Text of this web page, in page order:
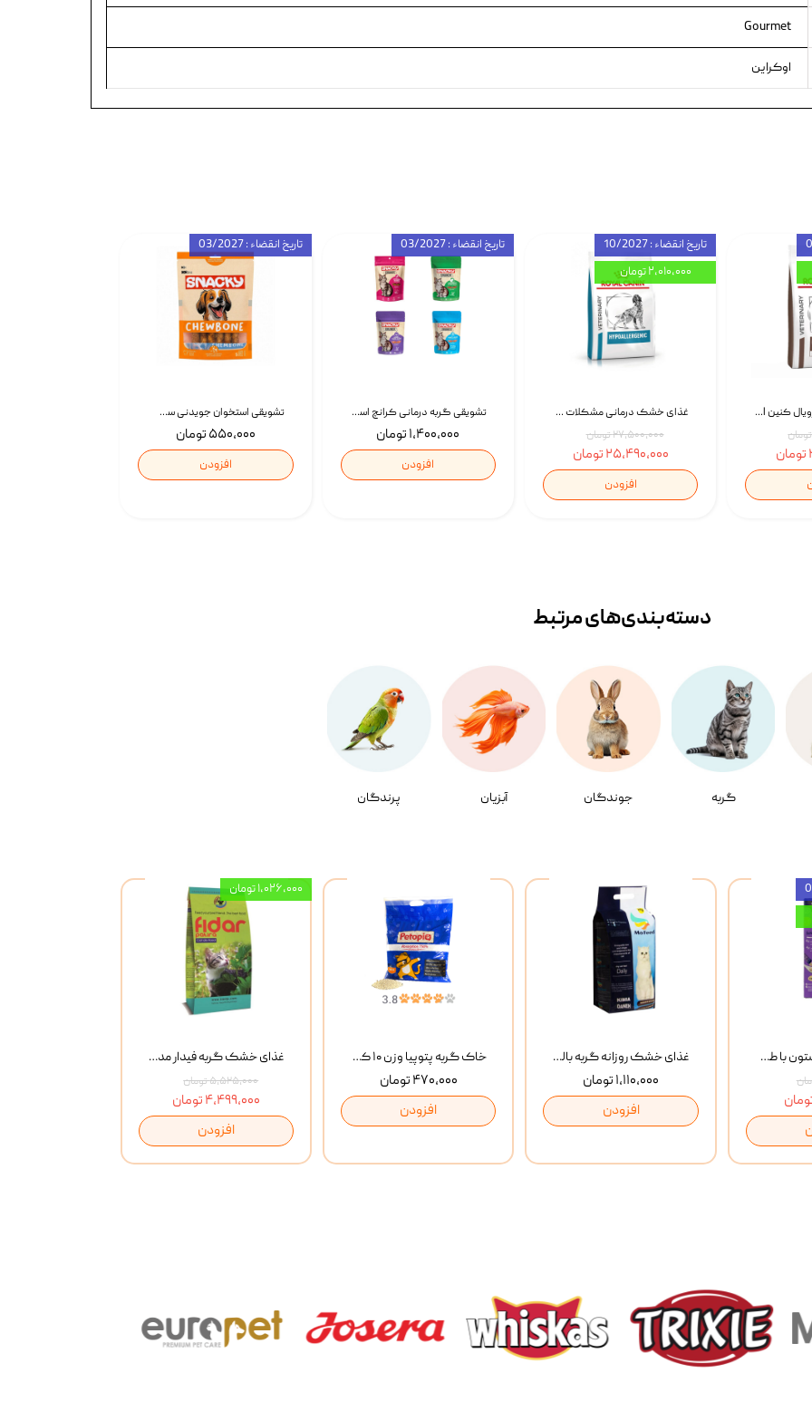
Gourmet
اوکراین
تشویقی استخوان جویدنی سگ اسنکی کرانچی با طعم مرغ Snacky Crunchy Munchy وزن 100 گرم
۵۵۰,۰۰۰ تومان
افزودن
تاریخ انقضاء : 03/2027
تشویقی گربه درمانی کرانچ اسنکی با طعم میکس Snacky Crunch Cat Treats وزن 60 گرم بسته 4 عددی
۱,۴۰۰,۰۰۰ تومان
افزودن
تاریخ انقضاء : 03/2027
غذای خشک درمانی مشکلات گوارشی سگ رویال کنین Royal Canin Hypoallergenic وزن 7 کیلوگرم | پت استوک
۲۷,۵۰۰,۰۰۰ تومان
۲۵,۴۹۰,۰۰۰ تومان
افزودن
تاریخ انقضاء : 10/2027
۲,۰۱۰,۰۰۰ تومان
غذای خشک سگ رویال کنین Royal Canin Gastrointestinal وزن 7.5 کیلوگرم | پت استوک
گربه جوندگان آبزیان پرندگان
دسته‌بندی‌‌های مرتبط
غذای خشک گربه فیدار مدل Adult وزن 10 کیلوگرم
۵,۵۲۵,۰۰۰ تومان
۴,۴۹۹,۰۰۰ تومان
افزودن
۱,۰۲۶,۰۰۰ تومان
خاک گربه پتوپیا وزن ۱۰ کیلوگرم
۴۷۰,۰۰۰ تومان
افزودن
غذای خشک روزانه گربه بالغ مفید MoFeed Adult Daily Cat Food وزن 2 کیلوگرم
۱,۱۱۰,۰۰۰ تومان
افزودن
بستنی گربه وینستون با طعم مرغ و ماهی Winstone Chicken & Fish بسته 8 عددی